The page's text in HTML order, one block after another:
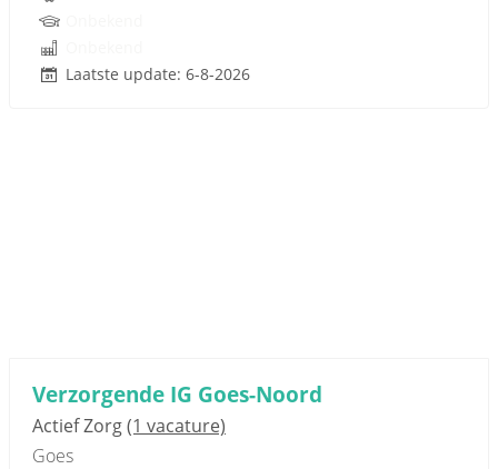
Laatste update: 6-8-2026
Verzorgende IG Goes-Noord
Actief Zorg(1 vacature)
Goes